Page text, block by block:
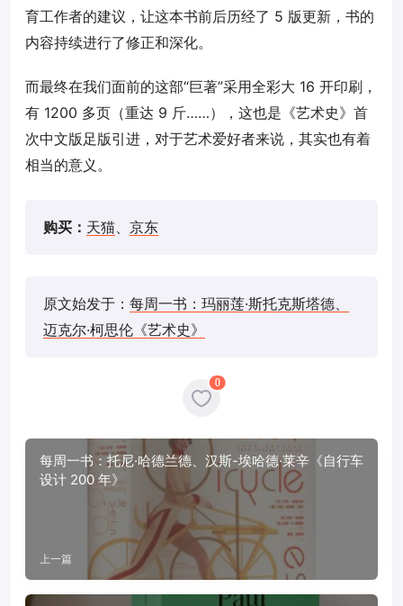
育工作者的建议，让这本书前后历经了 5 版更新，书的
内容持续进行了修正和深化。
而最终在我们面前的这部“巨著”采用全彩大 16 开印刷，
有 1200 多页（重达 9 斤……），这也是《艺术史》首
次中文版足版引进，对于艺术爱好者来说，其实也有着
相当的意义。
购买： 天猫 京东
原文始发于： 每周一书：玛丽莲·斯托克斯塔德、
迈克尔·柯思伦《艺术史》
0
每周一书：托尼·哈德兰德、汉斯-埃哈德·莱辛《自行车
设计 200 年》
上一篇